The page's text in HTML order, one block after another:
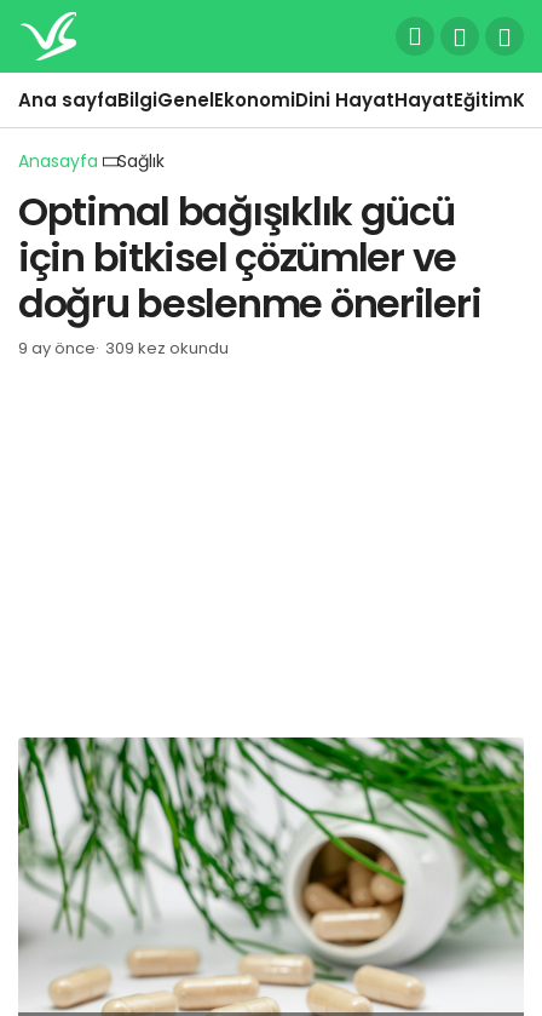
Ana sayfaBilgiGenelEkonomiDini HayatHayatEğitim
Anasayfa Sağlık
Optimal bağışıklık gücü
için bitkisel çözümler ve
doğru beslenme önerileri
9 ay önce 309 kez okundu